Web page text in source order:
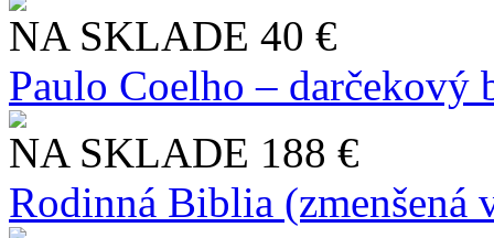
NA SKLADE 40 €
Paulo Coelho – darčekový
NA SKLADE 188 €
Rodinná Biblia (zmenšená